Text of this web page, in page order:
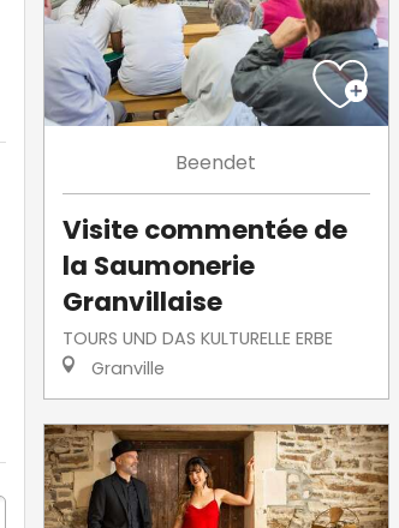
Beendet
Visite commentée de
la Saumonerie
Granvillaise
TOURS UND DAS KULTURELLE ERBE
Granville